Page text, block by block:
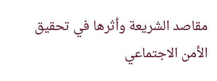
مقاصد الشريعة وأثرها في تحقيق
الأمن الاجتماعي